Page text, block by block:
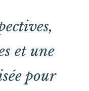
et une
pour